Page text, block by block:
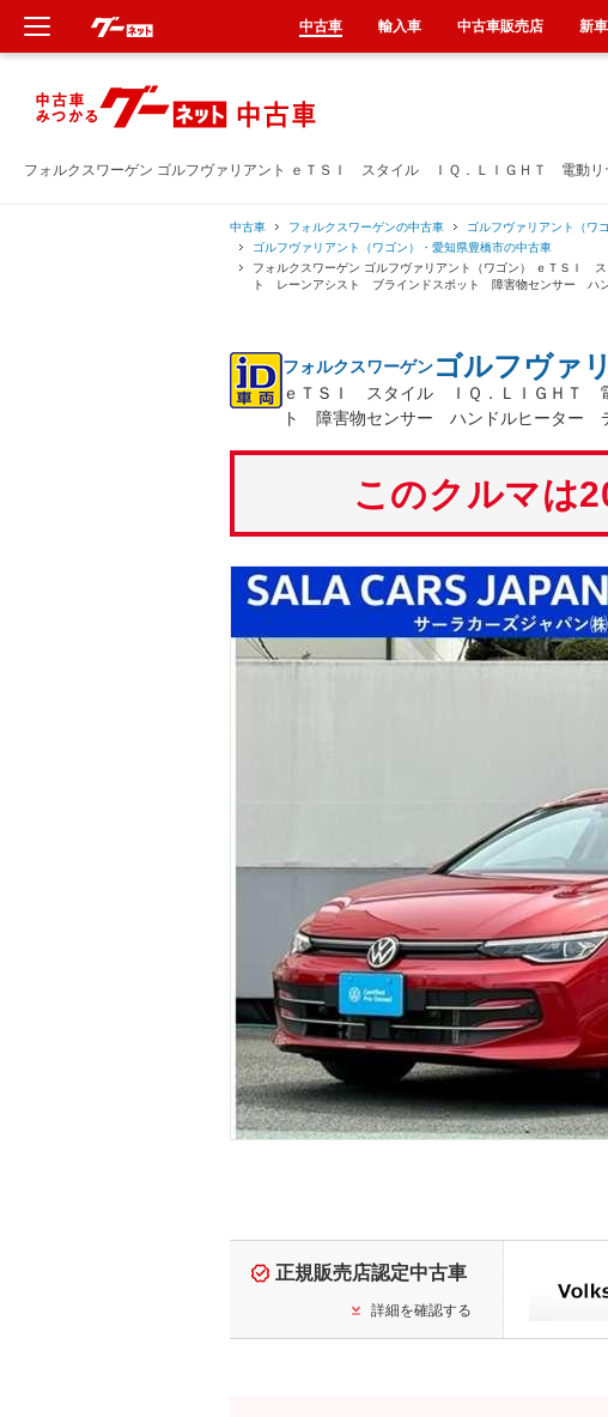
フォルクスワーゲン ゴルフヴァリアント ｅＴＳＩ スタイル ＩＱ．ＬＩＧＨＴ 電動リ
中古車 フォルクスワーゲンの中古車 ゴルフヴァリアント（ワ
ゴルフヴァリアント（ワゴン）・愛知県豊橋市の中古車
フォルクスワーゲン ゴルフヴァリアント（ワゴン） ｅＴＳ
ト レーンアシスト ブラインドスポット 障害物センサー ハ
フォルクスワーゲンゴルフヴァ
ｅＴＳＩ スタイル ＩＱ．ＬＩＧＨＴ
ト 障害物センサー ハンドルヒーター
このクルマは
正規販売店認定中古車
詳細を確認する
中古車 輸入車 中古車販売店 新車
新車
中古車